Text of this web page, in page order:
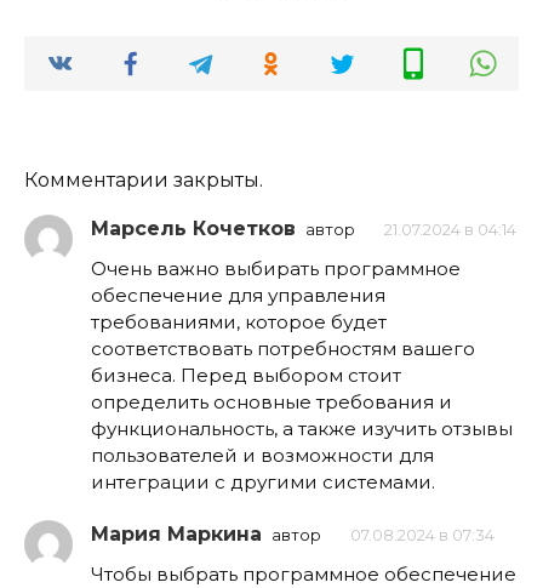
Комментарии закрыты.
Марсель Кочетков автор 21.07.2024 в 04:14
Очень важно выбирать программное
обеспечение для управления
требованиями, которое будет
соответствовать потребностям вашего
бизнеса. Перед выбором стоит
определить основные требования и
функциональность, а также изучить отзывы
пользователей и возможности для
интеграции с другими системами.
Мария Маркина автор 07.08.2024 в 07:34
Чтобы выбрать программное обеспечение